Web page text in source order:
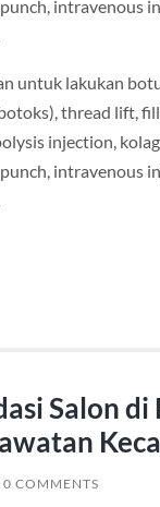
intravenous
untuk lakukan
thread lift,
injection,
intravenous
Salon di
0 COMMENTS